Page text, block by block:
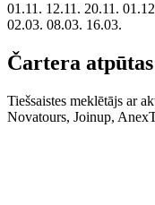
01.11. 12.11. 20.11.
02.03. 08.03. 16.03.
Čartera
Tiešsaistes meklētājs ar
Novatours, Joinup,